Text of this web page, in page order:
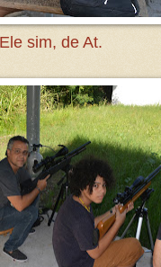
Ele sim, de At.